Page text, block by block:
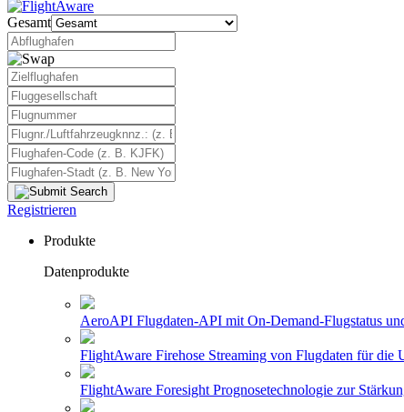
Gesamt
Registrieren
Produkte
Datenprodukte
AeroAPI Flugdaten-API mit On-Demand-Flugstatus
FlightAware Firehose Streaming von Flugdaten für die
FlightAware Foresight Prognosetechnologie zur